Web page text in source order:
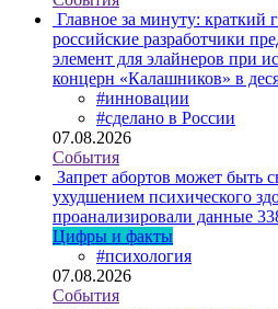
Главное за минуту: краткий
российские разработчики
элемент для элайнеров при
концерн «Калашников» в
#инновации
#сделано в России
07.08.2026
События
Запрет абортов может быть
ухудшением психического
проанализировали данные
Цифры и факты
#психология
07.08.2026
События